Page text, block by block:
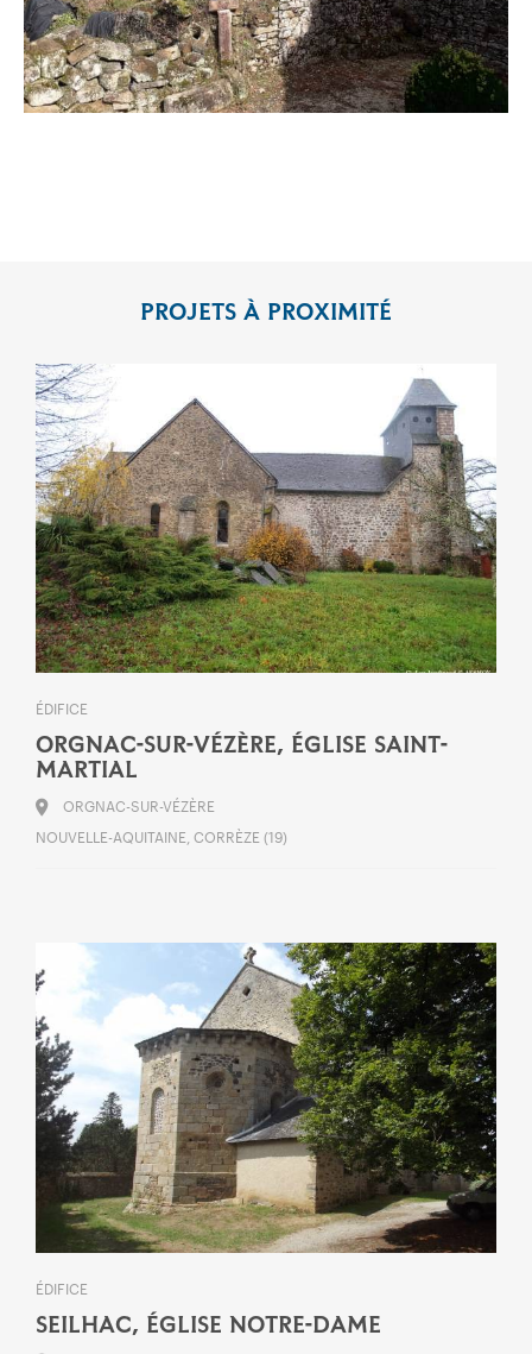
PROJETS À PROXIMITÉ
ÉDIFICE
ORGNAC-SUR-VÉZÈRE, ÉGLISE SAINT-
MARTIAL
ORGNAC-SUR-VÉZÈRE
NOUVELLE-AQUITAINE, CORRÈZE (19)
ÉDIFICE
SEILHAC, ÉGLISE NOTRE-DAME